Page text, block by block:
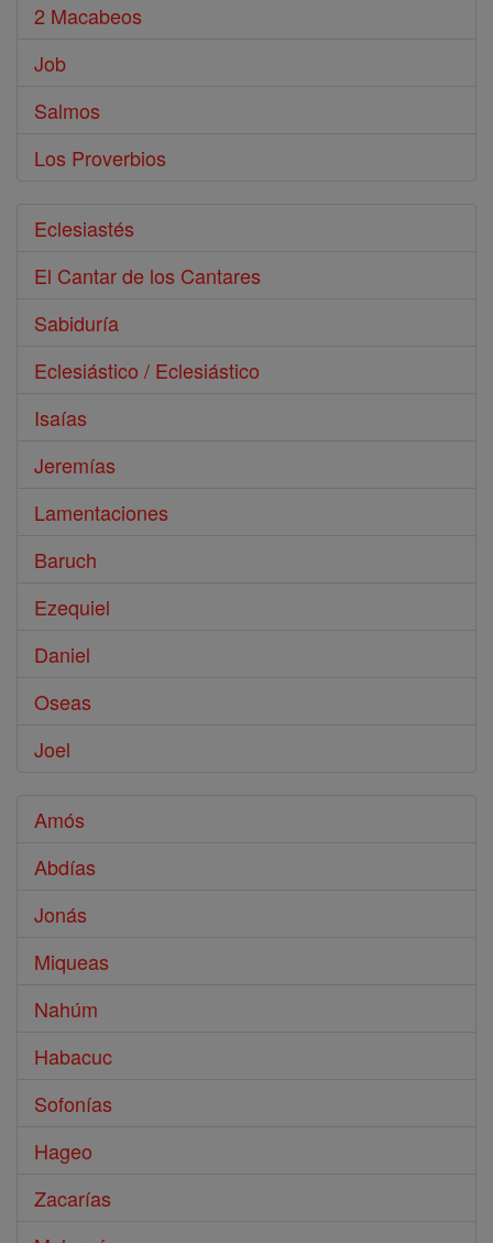
2 Macabeos
Job
Salmos
Los Proverbios
Eclesiastés
El Cantar de los Cantares
Sabiduría
Eclesiástico / Eclesiástico
Isaías
Jeremías
Lamentaciones
Baruch
Ezequiel
Daniel
Oseas
Joel
Amós
Abdías
Jonás
Miqueas
Nahúm
Habacuc
Sofonías
Hageo
Zacarías